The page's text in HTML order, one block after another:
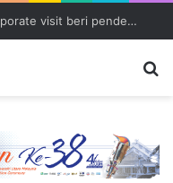
BGS beyond the boardroom: Corporate visit beri pendedahan dunia korporat kepada PELAJAR UUM